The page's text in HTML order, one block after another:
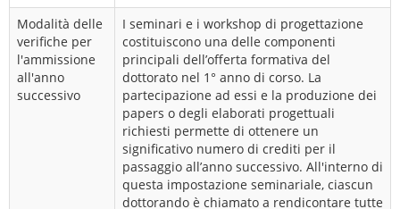
Modalità delle
verifiche per
l'ammissione
all'anno
successivo
I seminari e i workshop di progettazione
costituiscono una delle componenti
principali dell’offerta formativa del
dottorato nel 1° anno di corso. La
partecipazione ad essi e la produzione dei
papers o degli elaborati progettuali
richiesti permette di ottenere un
significativo numero di crediti per il
passaggio all’anno successivo. All'interno di
questa impostazione seminariale, ciascun
dottorando è chiamato a rendicontare tutte